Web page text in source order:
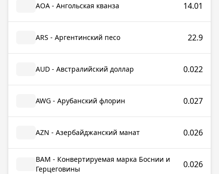
AOA - Ангольская кванза 14.01
ARS - Аргентинский песо 22.9
AUD - Австралийский доллар 0.022
AWG - Арубанский флорин 0.027
AZN - Азербайджанский манат 0.026
BAM - Конвертируемая марка Боснии и
Герцеговины
0.026